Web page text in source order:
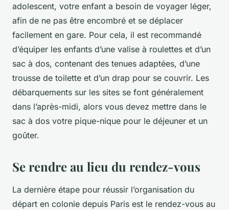
adolescent, votre enfant a besoin de voyager léger,
afin de ne pas être encombré et se déplacer
facilement en gare. Pour cela, il est recommandé
d’équiper les enfants d’une valise à roulettes et d’un
sac à dos, contenant des tenues adaptées, d’une
trousse de toilette et d’un drap pour se couvrir. Les
débarquements sur les sites se font généralement
dans l’après-midi, alors vous devez mettre dans le
sac à dos votre pique-nique pour le déjeuner et un
goûter.
Se rendre au lieu du rendez-vous
La dernière étape pour réussir l’organisation du
départ en colonie depuis Paris est le rendez-vous au